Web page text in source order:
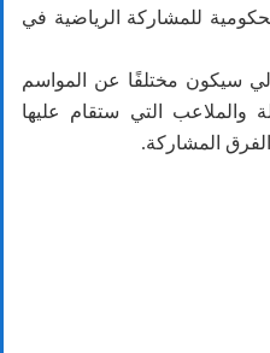
للمشاركة الرياضية في
سيكون مختلفًا عن المواسم
والملاعب التي ستقام عليها
الفرق المشاركة.